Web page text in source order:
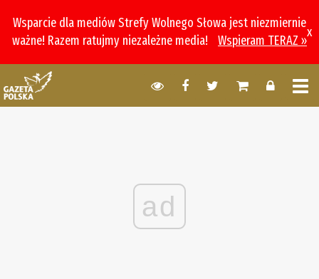
Wsparcie dla mediów Strefy Wolnego Słowa jest niezmiernie
ważne! Razem ratujmy niezależne media!
Wspieram TERAZ »
x
ad